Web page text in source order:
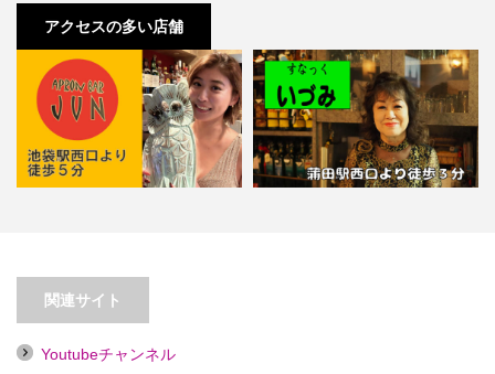
アクセスの多い店舗
【池袋】BAR JUN【喫煙目的店】
関連サイト
Youtubeチャンネル